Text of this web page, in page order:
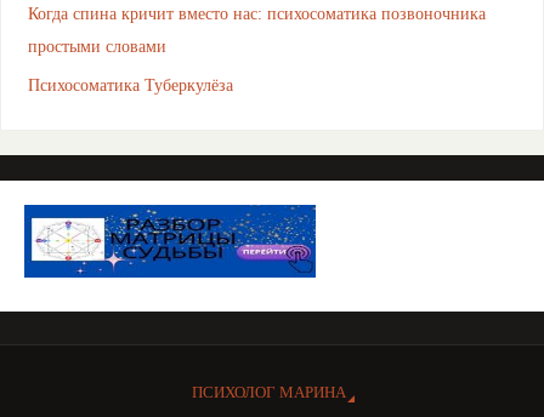
Когда спина кричит вместо нас: психосоматика позвоночника
простыми словами
Психосоматика Туберкулёза
ПСИХОЛОГ МАРИНА